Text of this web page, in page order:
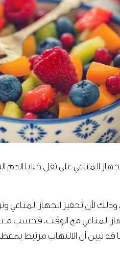
المناعي على نقل خلايا
لأن تحفيز الجهاز المناعي
المناعي مع الوقت. فحسب